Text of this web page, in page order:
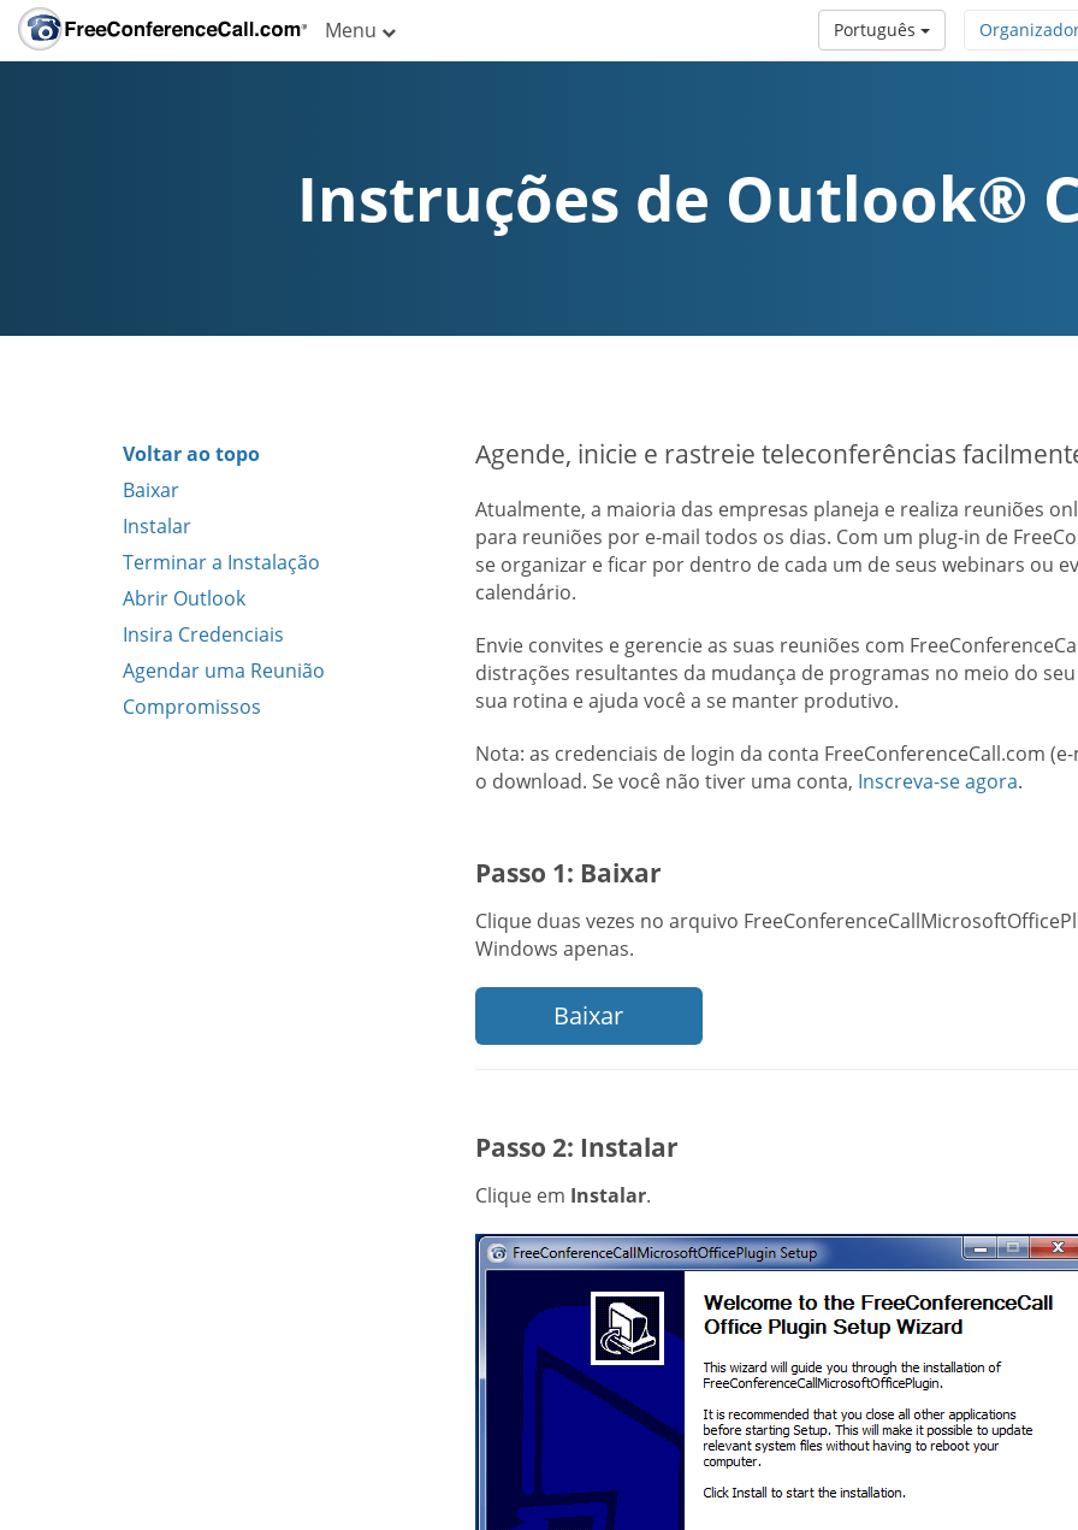
Menu Português
Instruções de Outlook®
Voltar ao topo
Baixar
Instalar
Terminar a Instalação
Abrir Outlook
Insira Credenciais
Agendar uma Reunião
Compromissos
Agende, inicie e rastreie teleconferências
Atualmente, a maioria das empresas planeja e realiza reuniões
para reuniões por e-mail todos os dias. Com um plug-in de
se organizar e ficar por dentro de cada um de seus webinars ou
calendário.
Envie convites e gerencie as suas reuniões com
distrações resultantes da mudança de programas no meio do
sua rotina e ajuda você a se manter produtivo.
Nota: as credenciais de login da conta FreeConferenceCall.com
o download. Se você não tiver uma conta, Inscreva-se agora.
Passo 1: Baixar
Clique duas vezes no arquivo
Windows apenas.
Baixar
Passo 2: Instalar
Clique em Instalar.